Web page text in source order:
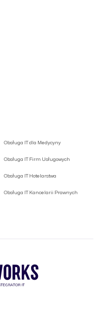
Obsługa IT dla Medycyny
Obsługa IT Firm Usługowych
Obsługa IT Hotelarstwa
Obsługa IT Kancelarii Prawnych